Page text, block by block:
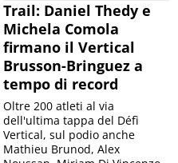
Trail: Daniel Thedy e
Michela Comola
firmano il Vertical
Brusson-Bringuez a
tempo di record
Oltre 200 atleti al via
dell'ultima tappa del Défì
Vertical, sul podio anche
Mathieu Brunod, Alex